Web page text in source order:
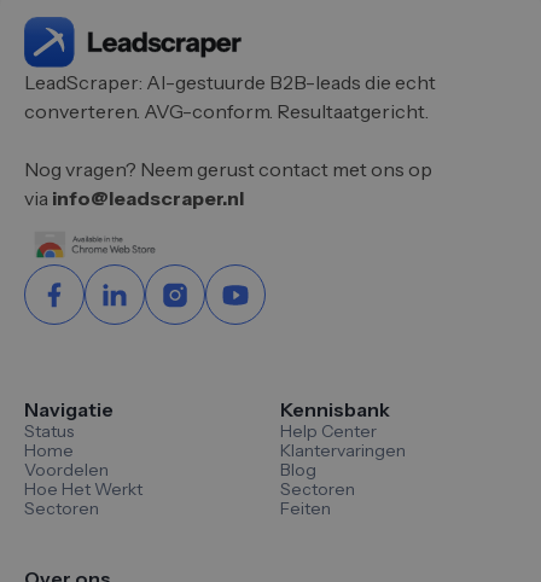
LeadScraper: AI-gestuurde B2B-leads die echt
converteren. AVG-conform. Resultaatgericht.
Nog vragen? Neem gerust contact met ons op
via info@leadscraper.nl
Navigatie
Status
Home
Voordelen
Hoe Het Werkt
Sectoren
Kennisbank
Help Center
Klantervaringen
Blog
Sectoren
Feiten